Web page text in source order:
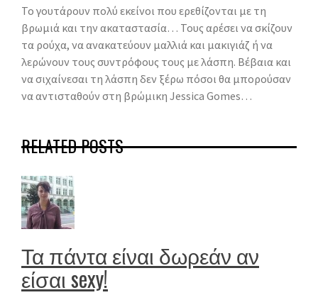
Το γουτάρουν πολύ εκείνοι που ερεθίζονται με τη
βρωμιά και την ακαταστασία… Τους αρέσει να σκίζουν
τα ρούχα, να ανακατεύουν μαλλιά και μακιγιάζ ή να
λερώνουν τους συντρόφους τους με λάσπη. Βέβαια και
να σιχαίνεσαι τη λάσπη δεν ξέρω πόσοι θα μπορούσαν
να αντισταθούν στη βρώμικη Jessica Gomes…
RELATED POSTS
Τα πάντα είναι δωρεάν αν
είσαι sexy!